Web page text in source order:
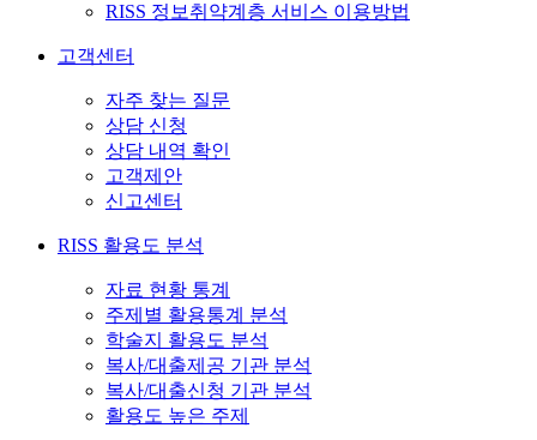
RISS 정보취약계층 서비스 이용방법
고객센터
자주 찾는 질문
상담 신청
상담 내역 확인
고객제안
신고센터
RISS 활용도 분석
자료 현황 통계
주제별 활용통계 분석
학술지 활용도 분석
복사/대출제공 기관 분석
복사/대출신청 기관 분석
활용도 높은 주제